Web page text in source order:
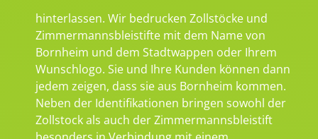
hinterlassen. Wir bedrucken Zollstöcke und
Zimmermannsbleistifte mit dem Name von
Bornheim und dem Stadtwappen oder Ihrem
Wunschlogo. Sie und Ihre Kunden können dann
jedem zeigen, dass sie aus Bornheim kommen.
Neben der Identifikationen bringen sowohl der
Zollstock als auch der Zimmermannsbleistift